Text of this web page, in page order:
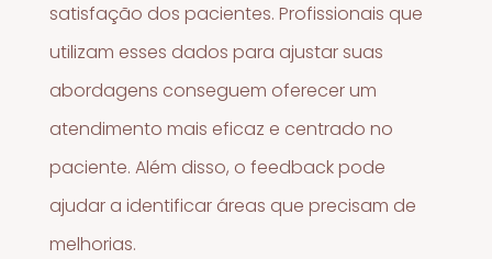
satisfação dos pacientes. Profissionais que
utilizam esses dados para ajustar suas
abordagens conseguem oferecer um
atendimento mais eficaz e centrado no
paciente. Além disso, o feedback pode
ajudar a identificar áreas que precisam de
melhorias.